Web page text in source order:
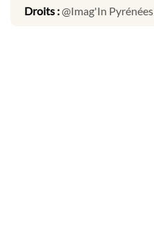
Droits :@Imag'In Pyrénées